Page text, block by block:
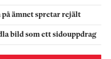
ämnet spretar rejält
bild som ett sidouppdrag